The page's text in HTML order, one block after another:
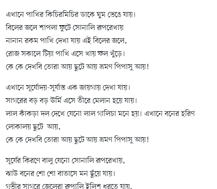
এখানে পাখির কিচিরমিচির ডাকে ঘুম ভেঙে যায়।
বিলের জলে শাপলা ফুটে সোনালি রূপরেখায়
নানান রকম পাখি দেখা যায় এই বিলের জলে,
রোজ সকালে টিয়া পাখি এসে খায় ফল খুঁড়ে।
কে কে দেখবি তোরা আয় ছুটে আয় ভ্রমণ পিপাসু আয়!
এখানে সূর্যোদয়-সূর্যাস্ত এক জায়গায় দেখা যায়।
সাগরের বড় বড় ঊর্মি এসে তীরে মেলান হয়ে যায়।
লাল কাঁকড়া দল দেখে যেনো লাল গালিচা মনে হয়। এখানে বনের হরিণ
লোকালয় ছুটে আয়,
কে কে দেখবি তোরা আয় ছুটে আয় ভ্রমণ পিপাসু আয়!
সূর্যের কিরণে বালু যেনো সোনালি রূপরেখায়,
ঝাউ বনের শো শো বাতাসে মন ছুঁয়ে যায়।